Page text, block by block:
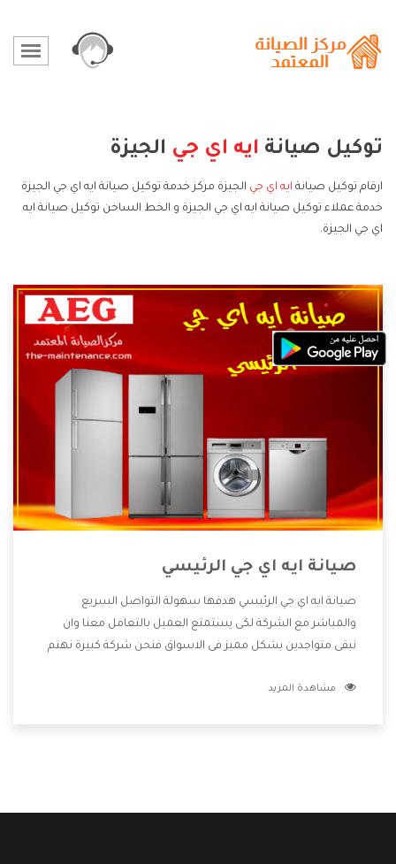
توكيل صيانة ايه اي جي الجيزة
ارقام توكيل صيانة ايه اي جي الجيزة مركز خدمة توكيل صيانة ايه اي جي الجيزة
خدمة عملاء توكيل صيانة ايه اي جي الجيزة و الخط الساخن توكيل صيانة ايه
اي جي الجيزة.
صيانة ايه اي جي الرئيسي
صيانة ايه اي جي الرئيسي هدفها سهولة التواصل السريع
والمباشر مع الشركة لكى يستمتع العميل بالتعامل معنا وان
نبقى متواجدين بشكل مميز فى الاسواق فنحن شركة كبيرة نهتم
الشركة بها والتى تكون منها خدمة الصيانة التى تكون من أهم
مشاهدة المزيد